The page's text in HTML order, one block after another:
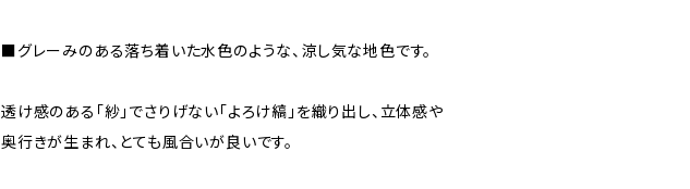
■グレーみのある落ち着いた水色のような、涼し気な地色です。
透け感のある「紗」でさりげない「よろけ縞」を織り出し、立体感や
奥行きが生まれ、とても風合いが良いです。